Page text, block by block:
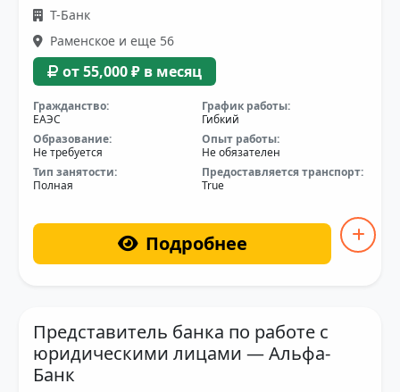
Т-Банк
Раменское и еще 56
от 55,000 ₽ в месяц
Гражданство:
ЕАЭС
График работы:
Гибкий
Образование:
Не требуется
Опыт работы:
Не обязателен
Тип занятости:
Полная
Предоставляется транспорт:
True
Подробнее
Представитель банка по работе с
юридическими лицами — Альфа-
Банк